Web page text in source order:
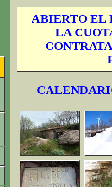
ABIERTO EL
LA